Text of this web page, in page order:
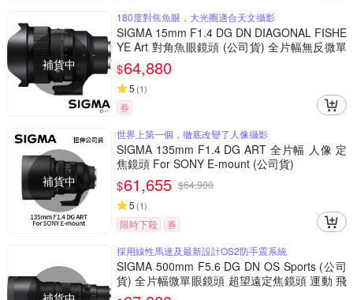
補貨中
180度對焦魚眼，大光圈適合天文攝影
SIGMA 15mm F1.4 DG DN DIAGONAL FISHE
YE Art 對角魚眼鏡頭 (公司貨) 全片幅無反微單
眼鏡頭 適合拍攝星空、銀河、螢火蟲
$64,880
5 (1)
券
補貨中
世界上第一個，徹底改變了人像攝影
SIGMA 135mm F1.4 DG ART 全片幅 人像 定
焦鏡頭 For SONY E-mount (公司貨)
$61,655 $64,900
5 (1)
限時下殺 券
採用線性馬達及最新設計OS2防手震系統
SIGMA 500mm F5.6 DG DN OS Sports (公司
貨) 全片幅微單眼鏡頭 超望遠定焦鏡頭 運動 飛
羽攝影 拍鳥